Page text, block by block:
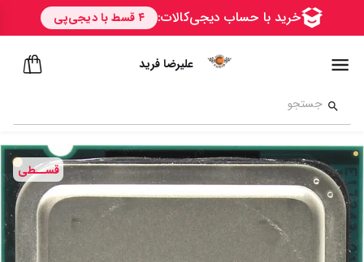
علیرضا فرید
قســطی